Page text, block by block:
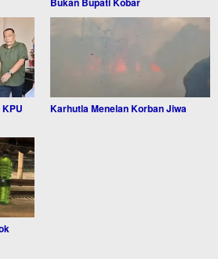
Karhutla Menelan Korban Jiwa